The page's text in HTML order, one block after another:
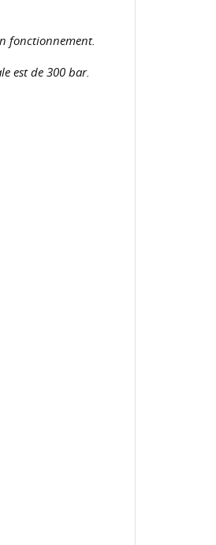
fonctionnement.
est de 300 bar.